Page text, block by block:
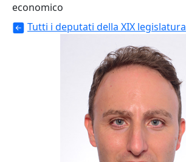
economico
Tutti i deputati della XIX legislatura